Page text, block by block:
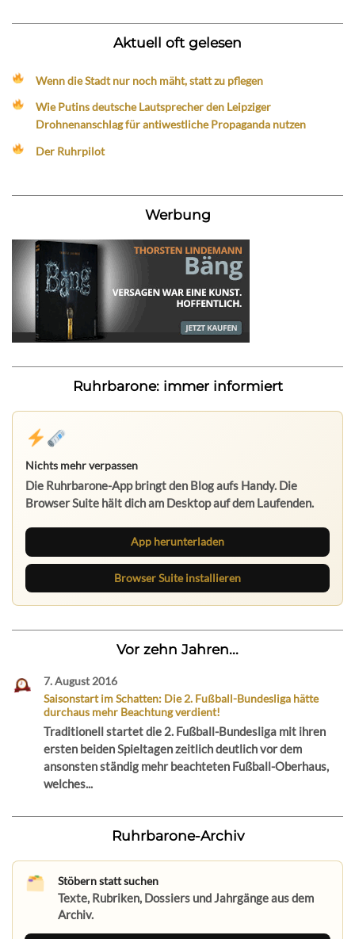
Aktuell oft gelesen
Wenn die Stadt nur noch mäht, statt zu pflegen
Wie Putins deutsche Lautsprecher den Leipziger
Drohnenanschlag für antiwestliche Propaganda nutzen
Der Ruhrpilot
Werbung
Ruhrbarone: immer informiert
Nichts mehr verpassen
Die Ruhrbarone-App bringt den Blog aufs Handy. Die
Browser Suite hält dich am Desktop auf dem Laufenden.
App herunterladen
Browser Suite installieren
Vor zehn Jahren...
7. August 2016
Saisonstart im Schatten: Die 2. Fußball-Bundesliga hätte
durchaus mehr Beachtung verdient!
Traditionell startet die 2. Fußball-Bundesliga mit ihren
ersten beiden Spieltagen zeitlich deutlich vor dem
ansonsten ständig mehr beachteten Fußball-Oberhaus,
welches...
Ruhrbarone-Archiv
Stöbern statt suchen
Texte, Rubriken, Dossiers und Jahrgänge aus dem
Archiv.